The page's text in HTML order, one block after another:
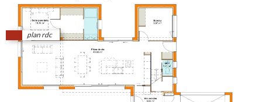
plan rdc